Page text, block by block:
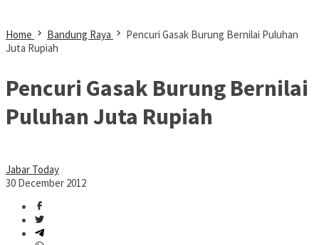
Home Bandung Raya
Pencuri Gasak Burung Bernilai Puluhan
Juta Rupiah
Pencuri Gasak Burung Bernilai
Puluhan Juta Rupiah
Jabar Today
30 December 2012